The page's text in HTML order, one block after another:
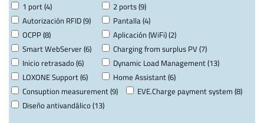
1 port (4)
2 ports (9)
Autorización RFID (9)
Pantalla (4)
OCPP (8)
Aplicación (WiFi) (2)
Smart WebServer (6)
Charging from surplus PV (7)
Inicio retrasado (6)
Dynamic Load Management (13)
LOXONE Support (6)
Home Assistant (6)
Consuption measurement (9)
EVE.Charge payment system (8)
Diseño antivandálico (13)